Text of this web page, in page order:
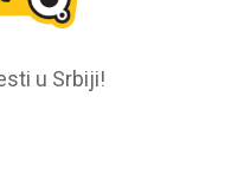
u Srbiji!